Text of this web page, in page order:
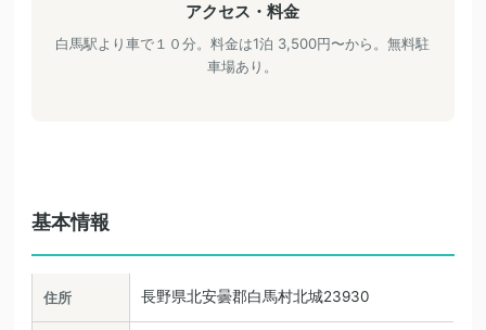
アクセス・料金
白馬駅より車で１０分。料金は1泊 3,500円〜から。無料駐
車場あり。
基本情報
住所 長野県北安曇郡白馬村北城23930